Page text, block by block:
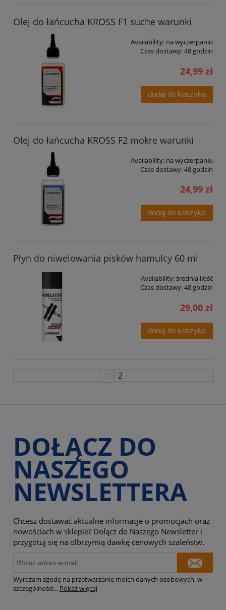
Olej do łańcucha KROSS F1 suche warunki
Availability: na wyczerpaniu
Czas dostawy:48 godzin
24,99 zł
dodaj do koszyka
Olej do łańcucha KROSS F2 mokre warunki
Availability: na wyczerpaniu
Czas dostawy:48 godzin
24,99 zł
dodaj do koszyka
Płyn do niwelowania pisków hamulcy 60 ml
Availability:średnia ilość
Czas dostawy:48 godzin
29,00 zł
dodaj do koszyka
2
DOŁĄCZ DO
NASZEGO
NEWSLETTERA
Chcesz dostawać aktualne informacje o promocjach oraz
nowościach w sklepie? Dołącz do Naszego Newsletter i
przygotuj się na olbrzymią dawkę cenowych szaleństw.
Wyrażam zgodę na przetwarzanie moich danych osobowych, w
szczególności... Pokaż więcej